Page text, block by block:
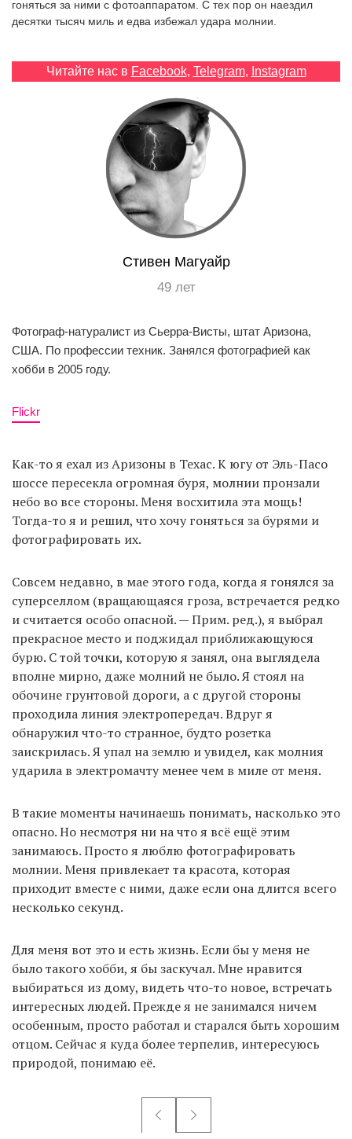
гоняться за ними с фотоаппаратом. С тех пор он наездил
десятки тысяч миль и едва избежал удара молнии.
Читайте нас в Facebook, Telegram, Instagram
Стивен Магуайр
49 лет
Фотограф-натуралист из Сьерра-Висты, штат Аризона,
США. По профессии техник. Занялся фотографией как
хобби в 2005 году.
Flickr
Как-то я ехал из Аризоны в Техас. К югу от Эль-Пасо
шоссе пересекла огромная буря, молнии пронзали
небо во все стороны. Меня восхитила эта мощь!
Тогда-то я и решил, что хочу гоняться за бурями и
фотографировать их.
Совсем недавно, в мае этого года, когда я гонялся за
суперселлом (вращающаяся гроза, встречается редко
и считается особо опасной. — Прим. ред.), я выбрал
прекрасное место и поджидал приближающуюся
бурю. С той точки, которую я занял, она выглядела
вполне мирно, даже молний не было. Я стоял на
обочине грунтовой дороги, а с другой стороны
проходила линия электропередач. Вдруг я
обнаружил что-то странное, будто розетка
заискрилась. Я упал на землю и увидел, как молния
ударила в электромачту менее чем в миле от меня.
В такие моменты начинаешь понимать, насколько это
опасно. Но несмотря ни на что я всё ещё этим
занимаюсь. Просто я люблю фотографировать
молнии. Меня привлекает та красота, которая
приходит вместе с ними, даже если она длится всего
несколько секунд.
Для меня вот это и есть жизнь. Если бы у меня не
было такого хобби, я бы заскучал. Мне нравится
выбираться из дому, видеть что-то новое, встречать
интересных людей. Прежде я не занимался ничем
особенным, просто работал и старался быть хорошим
отцом. Сейчас я куда более терпелив, интересуюсь
природой, понимаю её.